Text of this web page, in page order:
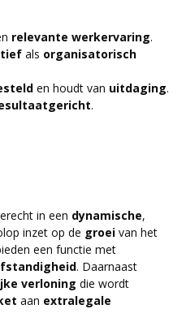
relevante werkervaring.
als organisatorisch
en houdt van uitdaging.
.
in een dynamische,
inzet op de groei van het
een functie met
. Daarnaast
verloning die wordt
aan extralegale